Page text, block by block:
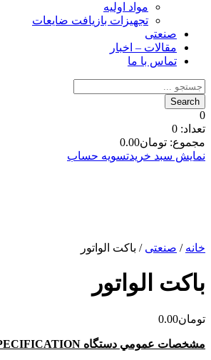
مواد اولیه
تجهیزات بازیافت ضایعات
صنعتی
مقالات – اخبار
تماس با ما
0
تعداد: 0
مجموع: تومان0.00
نمایش سبد خریدتسویه حساب
خانه / صنعتی / باکت الواتور
باکت الواتور
تومان0.00
مشخصات عمومي دستگاه